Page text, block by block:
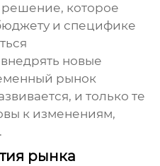
которое
и специфике
новые
рынок
и только те
к изменениям,
рынка